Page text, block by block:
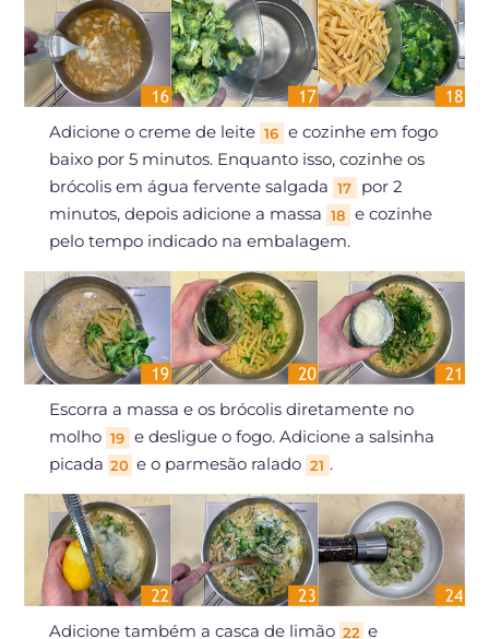
Adicione o creme de leite 16 e cozinhe em fogo
baixo por 5 minutos. Enquanto isso, cozinhe os
brócolis em água fervente salgada 17
por 2
minutos, depois adicione a massa 18 e cozinhe
pelo tempo indicado na embalagem.
Escorra a massa e os brócolis diretamente no
molho 19 e desligue o fogo. Adicione a salsinha
picada 20 e o parmesão ralado 21 .
Adicione também a casca de limão 22 e